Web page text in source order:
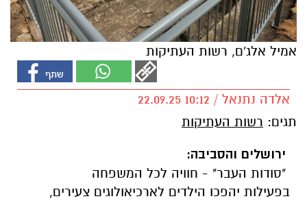
אמיל אלג'ם, רשות העתיקות
אלדה נתנאל / 10:12 22.09.25
תגים: רשות העתיקות
ירושלים והסביבה:
"סודות העבר" - חוויה לכל המשפחה
בפעילות יהפכו הילדים לארכיאולוגים צעירים,